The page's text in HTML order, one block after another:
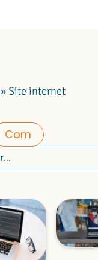
»Site internet
Com